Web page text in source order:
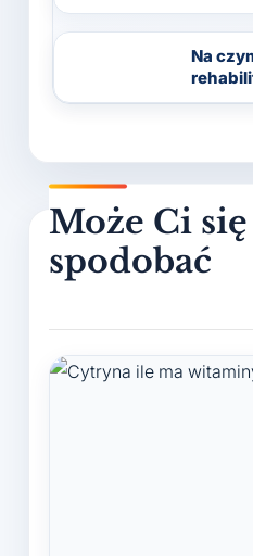
Na